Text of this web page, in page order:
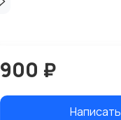
900 ₽
Написать